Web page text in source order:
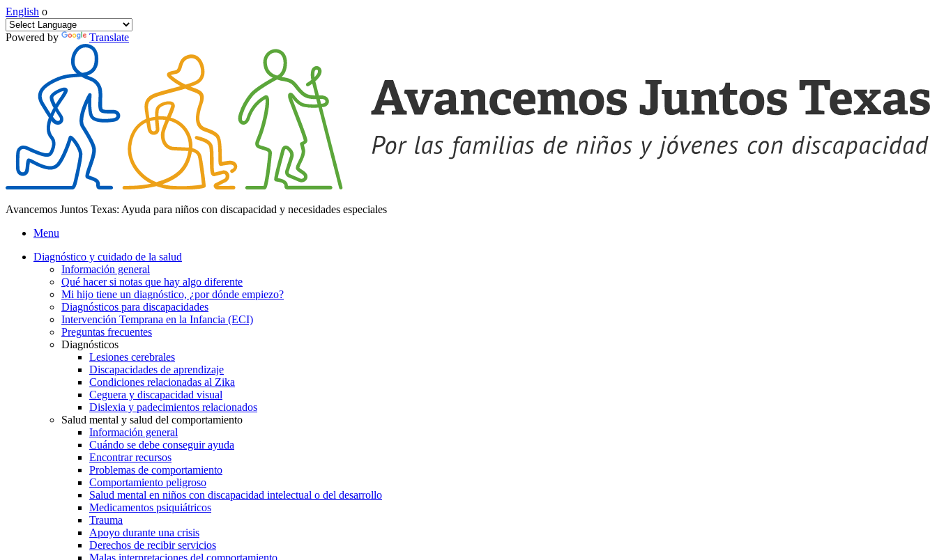
English o
Powered by Translate
Avancemos Juntos Texas: Ayuda para niños con discapacidad y necesidades especiales
Menu
Diagnóstico y cuidado de la salud
Información general
Qué hacer si notas que hay algo diferente
Mi hijo tiene un diagnóstico, ¿por dónde empiezo?
Diagnósticos para discapacidades
Intervención Temprana en la Infancia (ECI)
Preguntas frecuentes
Diagnósticos
Lesiones cerebrales
Discapacidades de aprendizaje
Condiciones relacionadas al Zika
Ceguera y discapacidad visual
Dislexia y padecimientos relacionados
Salud mental y salud del comportamiento
Información general
Cuándo se debe conseguir ayuda
Encontrar recursos
Problemas de comportamiento
Comportamiento peligroso
Salud mental en niños con discapacidad intelectual o del desarrollo
Medicamentos psiquiátricos
Trauma
Apoyo durante una crisis
Derechos de recibir servicios
Malas interpretaciones del comportamiento